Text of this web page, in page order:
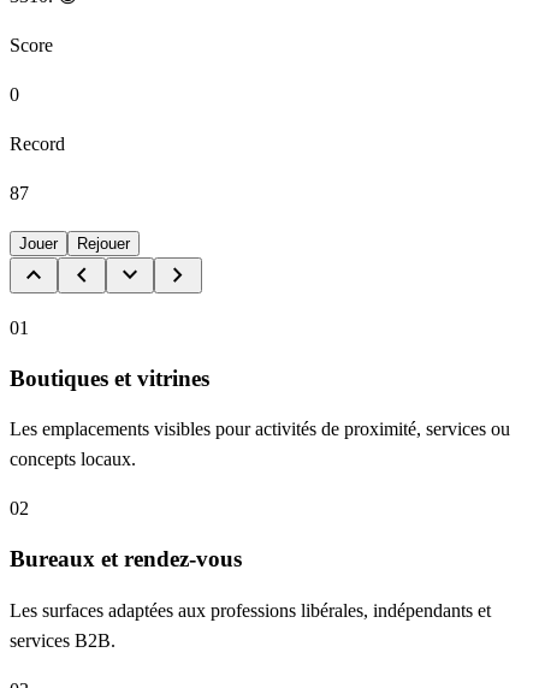
Score
0
Record
87
Jouer Rejouer
keyboard_arrow_up keyboard_arrow_left keyboard_arrow_down keyboard_arrow_right
01
Boutiques et vitrines
Les emplacements visibles pour activités de proximité, services ou
concepts locaux.
02
Bureaux et rendez-vous
Les surfaces adaptées aux professions libérales, indépendants et
services B2B.